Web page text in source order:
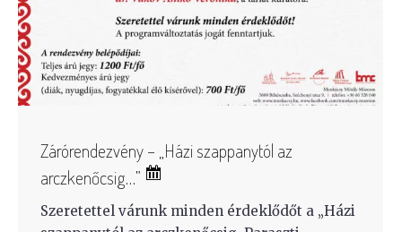
Zárórendezvény – „Házi szappanytól az
arczkenőcsig…”
Szeretettel várunk minden érdeklődőt a „Házi